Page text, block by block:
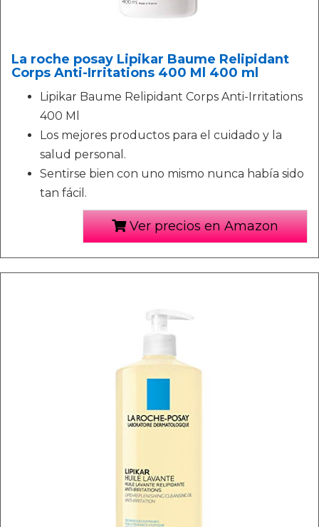
La roche posay Lipikar Baume Relipidant
Corps Anti-Irritations 400 Ml 400 ml
Lipikar Baume Relipidant Corps Anti-Irritations
400 Ml
Los mejores productos para el cuidado y la
salud personal.
Sentirse bien con uno mismo nunca había sido
tan fácil.
Ver precios en Amazon